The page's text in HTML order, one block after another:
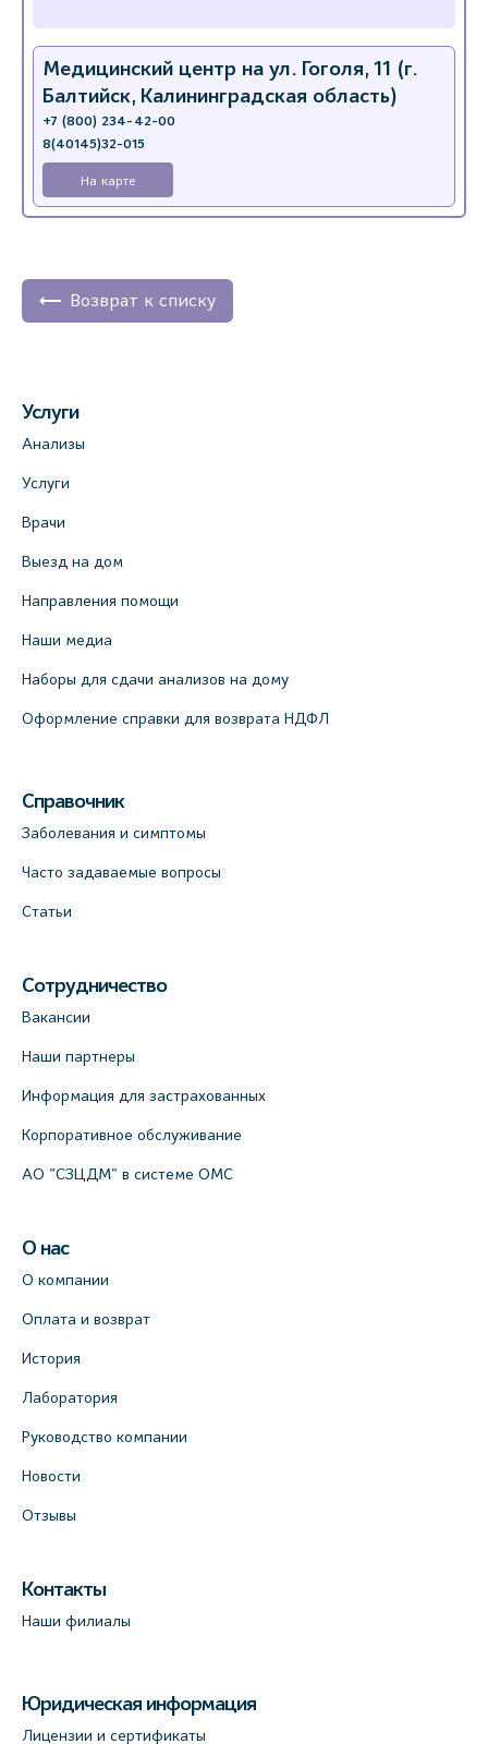
Медицинский центр на ул. Гоголя, 11 (г.
Балтийск, Калининградская область)
+7 (800) 234-42-00
8(40145)32-015
На карте
Возврат к списку
Услуги
Анализы
Услуги
Врачи
Выезд на дом
Направления помощи
Наши медиа
Наборы для сдачи анализов на дому
Оформление справки для возврата НДФЛ
Справочник
Заболевания и симптомы
Часто задаваемые вопросы
Статьи
Сотрудничество
Вакансии
Наши партнеры
Информация для застрахованных
Корпоративное обслуживание
АО "СЗЦДМ" в системе ОМС
О нас
О компании
Оплата и возврат
История
Лаборатория
Руководство компании
Новости
Отзывы
Контакты
Наши филиалы
Юридическая информация
Лицензии и сертификаты